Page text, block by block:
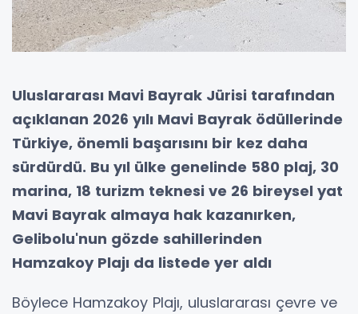
Uluslararası Mavi Bayrak Jürisi tarafından
açıklanan 2026 yılı Mavi Bayrak ödüllerinde
Türkiye, önemli başarısını bir kez daha
sürdürdü. Bu yıl ülke genelinde 580 plaj, 30
marina, 18 turizm teknesi ve 26 bireysel yat
Mavi Bayrak almaya hak kazanırken,
Gelibolu'nun gözde sahillerinden
Hamzakoy Plajı da listede yer aldı
Böylece Hamzakoy Plajı, uluslararası çevre ve